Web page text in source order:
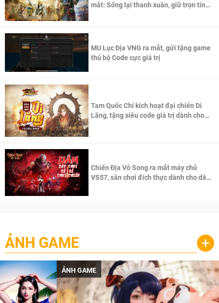
mắt: Sống lại thanh xuân, giữ trọn tinh
MU Lục Địa VNG ra mắt, gửi tặng game
thủ bộ Code cực giá trị
Tam Quốc Chí kích hoạt đại chiến Di
Lăng, tặng siêu code giá trị dành cho
Chiến Địa Vô Song ra mắt máy chủ
VS57, sân chơi đích thực dành cho dân
ẢNH GAME +
ẢNH GAME